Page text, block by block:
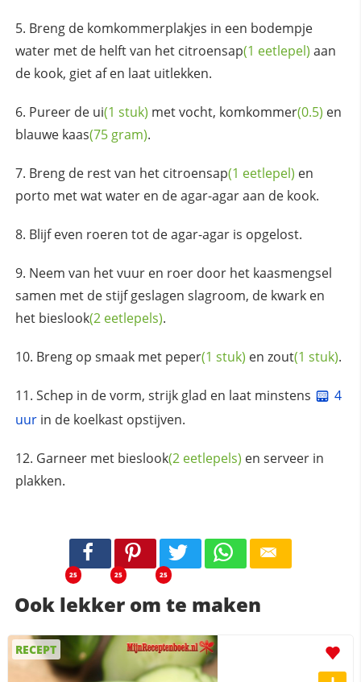
Breng de komkommerplakjes in een bodempje
water met de helft van het citroensap(1 eetlepel) aan
de kook, giet af en laat uitlekken.
Pureer de ui(1 stuk) met vocht, komkommer(0.5) en
blauwe kaas(75 gram).
Breng de rest van het citroensap(1 eetlepel) en
porto met wat water en de agar-agar aan de kook.
Blijf even roeren tot de agar-agar is opgelost.
Neem van het vuur en roer door het kaasmengsel
samen met de stijf geslagen slagroom, de kwark en
het bieslook(2 eetlepels).
Breng op smaak met peper(1 stuk) en zout(1 stuk).
Schep in de vorm, strijk glad en laat minstens
4
uurin de koelkast opstijven.
Garneer met bieslook(2 eetlepels) en serveer in
plakken.
25 25 25
Ook lekker om te maken
RECEPT